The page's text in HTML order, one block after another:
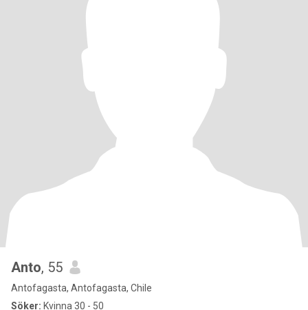
Anto, 55
Antofagasta, Antofagasta, Chile
Söker: Kvinna 30 - 50